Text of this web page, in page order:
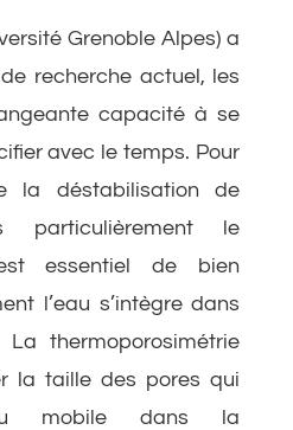
Grenoble Alpes) a
recherche actuel, les
capacité à se
avec le temps. Pour
la déstabilisation de
particulièrement le
essentiel de bien
l’eau s’intègre dans
thermoporosimétrie
la taille des pores qui
mobile dans la